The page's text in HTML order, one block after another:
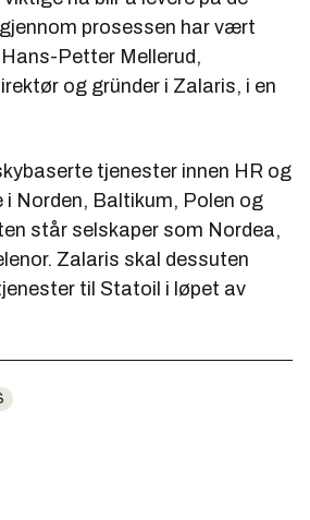
prosessen har vært
Petter Mellerud,
og gründer i Zalaris, i en
tjenester innen HR og
i Norden, Baltikum, Polen og
står selskaper som Nordea,
Zalaris skal dessuten
til Statoil i løpet av